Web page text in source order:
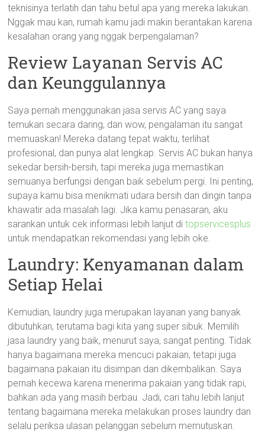
teknisinya terlatih dan tahu betul apa yang mereka lakukan.
Nggak mau kan, rumah kamu jadi makin berantakan karena
kesalahan orang yang nggak berpengalaman?
Review Layanan Servis AC
dan Keunggulannya
Saya pernah menggunakan jasa servis AC yang saya
temukan secara daring, dan wow, pengalaman itu sangat
memuaskan! Mereka datang tepat waktu, terlihat
profesional, dan punya alat lengkap. Servis AC bukan hanya
sekedar bersih-bersih, tapi mereka juga memastikan
semuanya berfungsi dengan baik sebelum pergi. Ini penting,
supaya kamu bisa menikmati udara bersih dan dingin tanpa
khawatir ada masalah lagi. Jika kamu penasaran, aku
sarankan untuk cek informasi lebih lanjut ditopservicesplus
untuk mendapatkan rekomendasi yang lebih oke.
Laundry: Kenyamanan dalam
Setiap Helai
Kemudian, laundry juga merupakan layanan yang banyak
dibutuhkan, terutama bagi kita yang super sibuk. Memilih
jasa laundry yang baik, menurut saya, sangat penting. Tidak
hanya bagaimana mereka mencuci pakaian, tetapi juga
bagaimana pakaian itu disimpan dan dikembalikan. Saya
pernah kecewa karena menerima pakaian yang tidak rapi,
bahkan ada yang masih berbau. Jadi, cari tahu lebih lanjut
tentang bagaimana mereka melakukan proses laundry dan
selalu periksa ulasan pelanggan sebelum memutuskan.